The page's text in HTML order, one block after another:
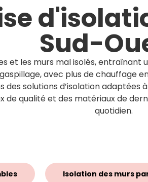
Sud-
et les murs mal isolés,
avec plus de chauffage
des solutions d’isolation
de qualité et des matériaux de
quotidien.
Isolation des murs